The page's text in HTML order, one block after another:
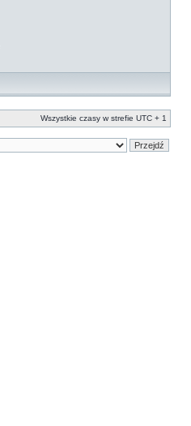
Wszystkie czasy w strefie UTC + 1